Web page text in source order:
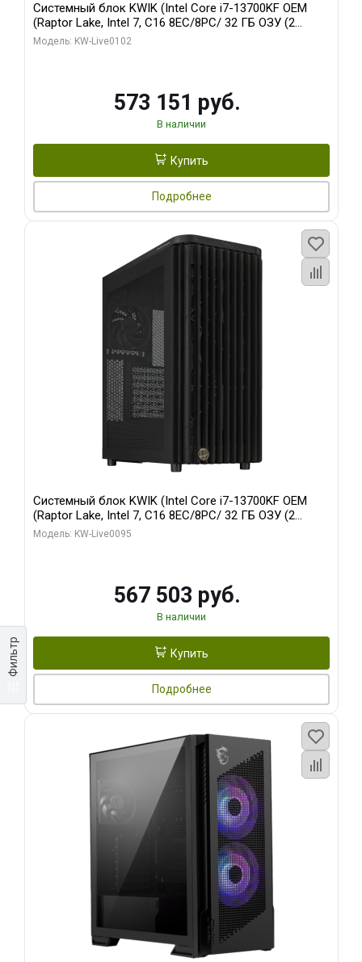
Фильтр
Системный блок KWIK (Intel Core i7-13700KF OEM
(Raptor Lake, Intel 7, C16 8EC/8PC/ 32 ГБ ОЗУ (2
модуля)/ Afox RTX4090 24GB GDDR6X 384-Bit 3xDP
Модель: KW-Live0102
573 151 руб.
В наличии
Купить
Подробнее
Системный блок KWIK (Intel Core i7-13700KF OEM
(Raptor Lake, Intel 7, C16 8EC/8PC/ 32 ГБ ОЗУ (2
модуля)/ Afox RTX4090 24GB GDDR6X 384-Bit 3xDP
Модель: KW-Live0095
567 503 руб.
В наличии
Купить
Подробнее